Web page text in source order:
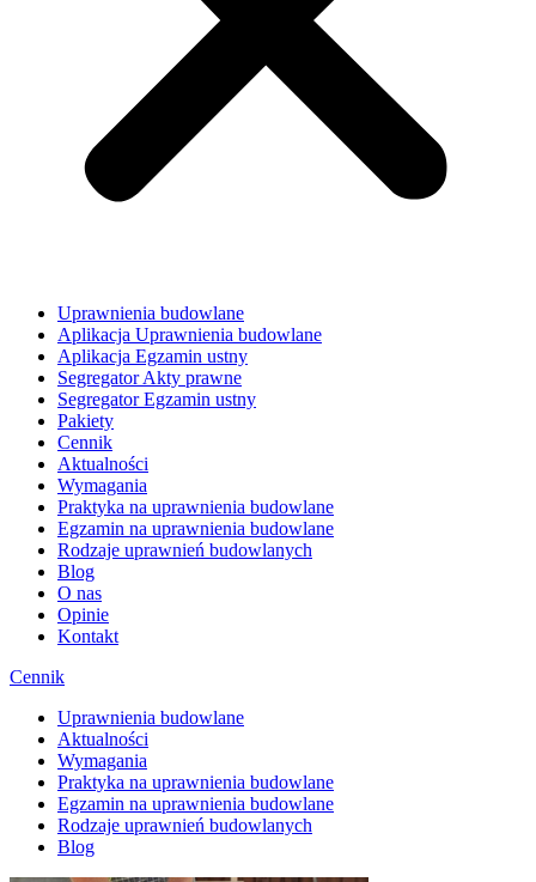
Uprawnienia budowlane
Aplikacja Uprawnienia budowlane
Aplikacja Egzamin ustny
Segregator Akty prawne
Segregator Egzamin ustny
Pakiety
Cennik
Aktualności
Wymagania
Praktyka na uprawnienia budowlane
Egzamin na uprawnienia budowlane
Rodzaje uprawnień budowlanych
Blog
O nas
Opinie
Kontakt
Cennik
Uprawnienia budowlane
Aktualności
Wymagania
Praktyka na uprawnienia budowlane
Egzamin na uprawnienia budowlane
Rodzaje uprawnień budowlanych
Blog